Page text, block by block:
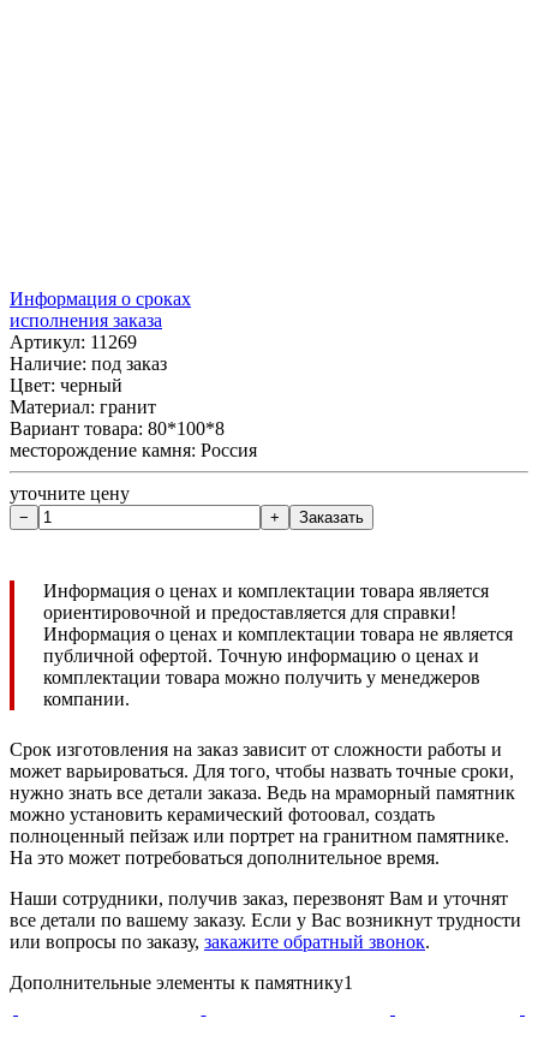
Информация о сроках
исполнения заказа
Артикул: 11269
Наличие: под заказ
Цвет: черный
Материал: гранит
Вариант товара: 80*100*8
месторождение камня: Россия
уточните цену
Информация о ценах и комплектации товара является
ориентировочной и предоставляется для справки!
Информация о ценах и комплектации товара не является
публичной офертой. Точную информацию о ценах и
комплектации товара можно получить у менеджеров
компании.
Срок изготовления на заказ зависит от сложности работы и
может варьироваться. Для того, чтобы назвать точные сроки,
нужно знать все детали заказа. Ведь на мраморный памятник
можно установить керамический фотоовал, создать
полноценный пейзаж или портрет на гранитном памятнике.
На это может потребоваться дополнительное время.
Наши сотрудники, получив заказ, перезвонят Вам и уточнят
все детали по вашему заказу. Если у Вас возникнут трудности
или вопросы по заказу, закажите обратный звонок.
Дополнительные элементы к памятнику1